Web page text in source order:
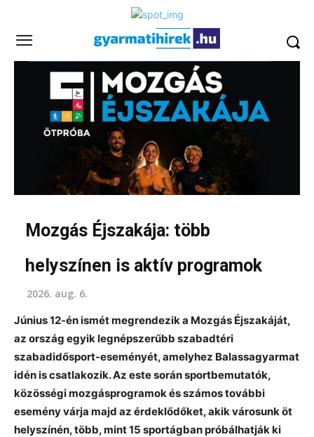
Mozgás Éjszakája: több
helyszínen is aktív programok
2026. aug. 6.
Június 12-én ismét megrendezik a Mozgás Éjszakáját,
az ország egyik legnépszerűbb szabadtéri
szabadidősport-eseményét, amelyhez Balassagyarmat
idén is csatlakozik. Az este során sportbemutatók,
közösségi mozgásprogramok és számos további
esemény várja majd az érdeklődőket, akik városunk öt
helyszínén, több, mint 15 sportágban próbálhatják ki